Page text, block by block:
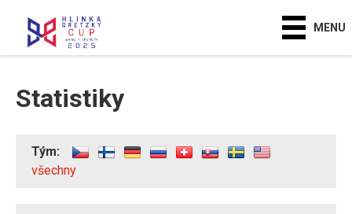
MENU
Statistiky
Tým:
všechny